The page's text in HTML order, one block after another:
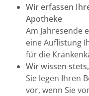
Wir erfassen
Apotheke
Am Jahresende
eine Auflistung
für die
Wir wissen
Sie legen Ihren
vor, wenn Sie